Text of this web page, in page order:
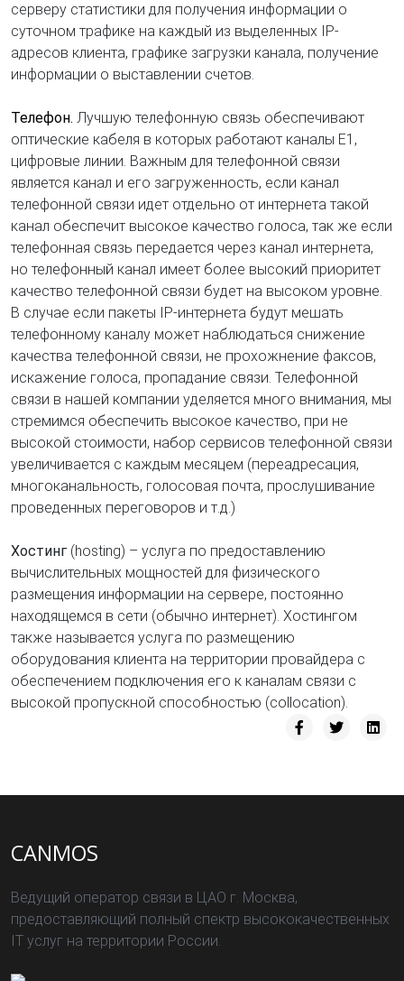
серверу статистики для получения информации о
суточном трафике на каждый из выделенных IP-
адресов клиента, графике загрузки канала, получение
информации о выставлении счетов.
Телефон. Лучшую телефонную связь обеспечивают
оптические кабеля в которых работают каналы Е1,
цифровые линии. Важным для телефонной связи
является канал и его загруженность, если канал
телефонной связи идет отдельно от интернета такой
канал обеспечит высокое качество голоса, так же если
телефонная связь передается через канал интернета,
но телефонный канал имеет более высокий приоритет
качество телефонной связи будет на высоком уровне.
В случае если пакеты IP-интернета будут мешать
телефонному каналу может наблюдаться снижение
качества телефонной связи, не прохожнение факсов,
искажение голоса, пропадание связи. Телефонной
связи в нашей компании уделяется много внимания, мы
стремимся обеспечить высокое качество, при не
высокой стоимости, набор сервисов телефонной связи
увеличивается с каждым месяцем (переадресация,
многоканальность, голосовая почта, прослушивание
проведенных переговоров и т.д.)
Хостинг (hosting) – услуга по предоставлению
вычислительных мощностей для физического
размещения информации на сервере, постоянно
находящемся в сети (обычно интернет). Хостингом
также называется услуга по размещению
оборудования клиента на территории провайдера с
обеспечением подключения его к каналам связи с
высокой пропускной способностью (collocation).
CANMOS
Ведущий оператор связи в ЦАО г. Москва,
предоставляющий полный спектр высококачественных
IT услуг на территории России.